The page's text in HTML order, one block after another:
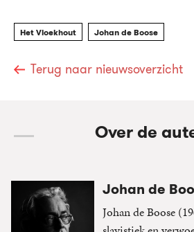
Het Vloekhout Johan de Boose
Terug naar nieuwsoverzicht
Over de
Johan de
Johan de Boose